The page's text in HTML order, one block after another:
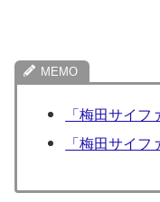
「梅田サイ
「梅田サイ